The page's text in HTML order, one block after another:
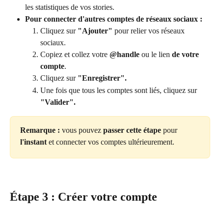
les statistiques de vos stories.
Pour connecter d'autres comptes de réseaux sociaux :
Cliquez sur "Ajouter" pour relier vos réseaux
sociaux.
Copiez et collez votre @handle ou le lien de votre
compte.
Cliquez sur "Enregistrer".
Une fois que tous les comptes sont liés, cliquez sur
"Valider".
Remarque : vous pouvez passer cette étape pour
l'instant et connecter vos comptes ultérieurement.
Étape 3 : Créer votre compte